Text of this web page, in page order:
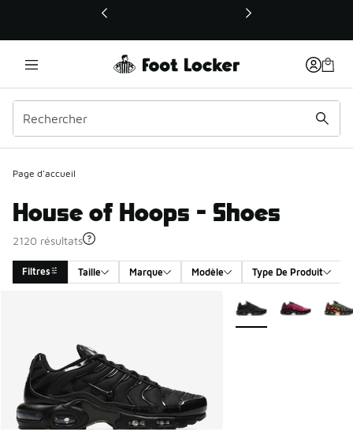
Ce lien ouvrira une nouvelle fenêtre
Page d'accueil
House of Hoops - Shoes
2120 résultats
Filtres Taille Marque Modèle Type De Produit
Plus de couleurs